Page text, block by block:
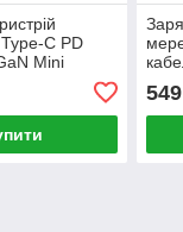
C PD
Mini
549